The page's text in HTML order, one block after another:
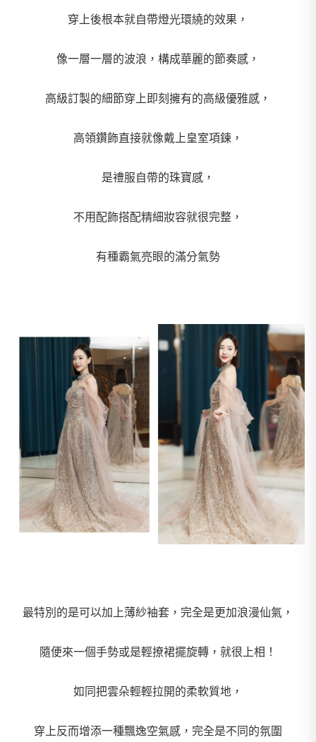
穿上後根本就自帶燈光環繞的效果，
像一層一層的波浪，構成華麗的節奏感，
高級訂製的細節穿上即刻擁有的高級優雅感，
高領鑽飾直接就像戴上皇室項鍊，
是禮服自帶的珠寶感，
不用配飾搭配精細妝容就很完整，
有種霸氣亮眼的滿分氣勢
最特別的是可以加上薄紗袖套，完全是更加浪漫仙氣，
隨便來一個手勢或是輕撩裙擺旋轉，就很上相！
如同把雲朵輕輕拉開的柔軟質地，
穿上反而增添一種飄逸空氣感，完全是不同的氛圍